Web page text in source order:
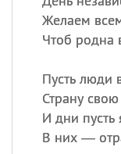
Желаем
Чтоб родна
Пусть люди
Страну
И дни пусть
В них —